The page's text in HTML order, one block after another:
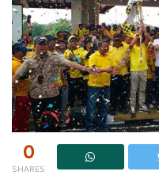
0
SHARES